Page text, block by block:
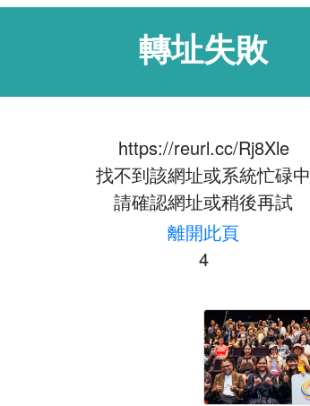
轉址失敗
https://reurl.cc/Rj8Xle
找不到該網址或系統忙碌中
請確認網址或稍後再試
離開此頁
4